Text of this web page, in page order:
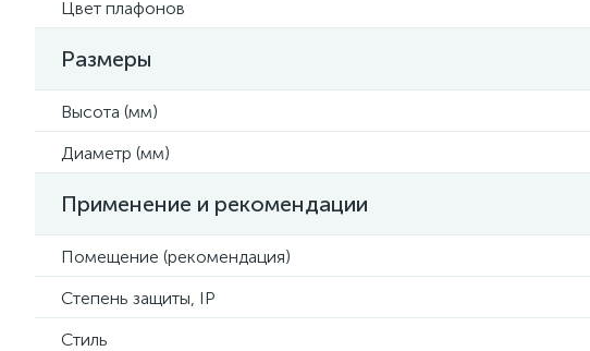
Цвет плафонов
Размеры
Высота (мм)
Диаметр (мм)
Применение и рекомендации
Помещение (рекомендация)
Степень защиты, IP
Стиль